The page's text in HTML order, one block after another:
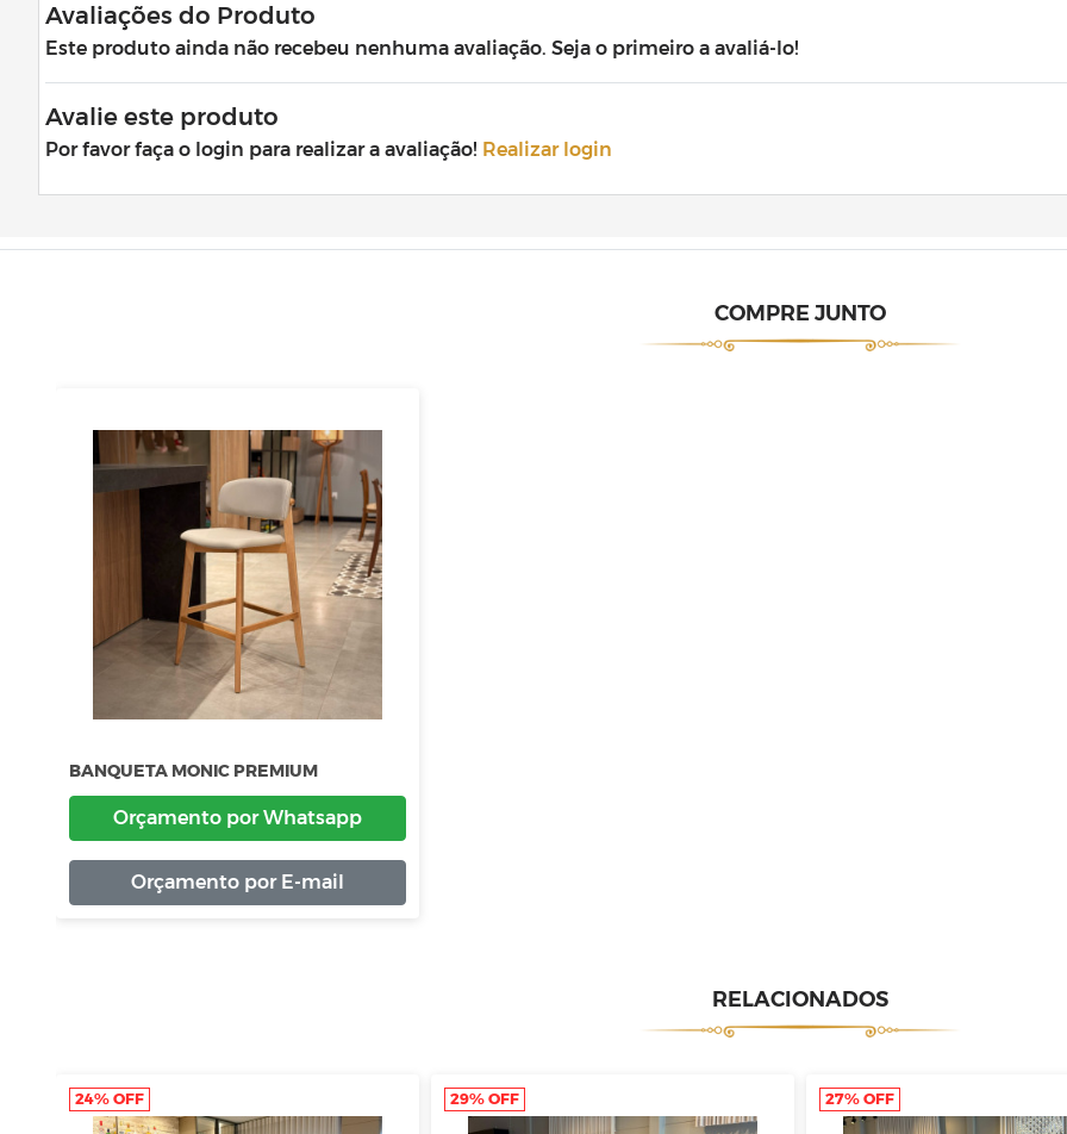
Avaliações do Produto
Este produto ainda não recebeu nenhuma avaliação. Seja o primeiro a avaliá-lo!
Avalie este produto
Por favor faça o login para realizar a avaliação! Realizar login
COMPRE JUNTO
BANQUETA MONIC PREMIUM
Orçamento por Whatsapp
Orçamento por E-mail
RELACIONADOS
24% OFF 29% OFF 27% OFF